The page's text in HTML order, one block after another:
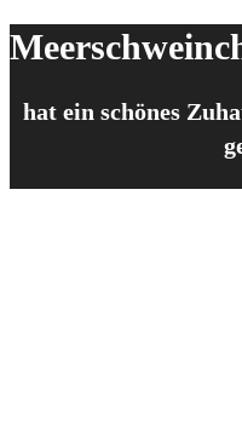
hat ein schönes